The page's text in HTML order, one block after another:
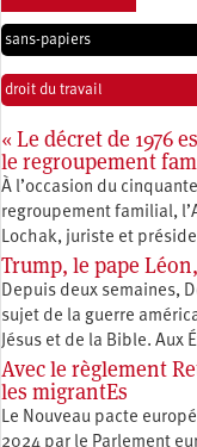
sans-papiers
droit du travail
« Le décret de 1976
le regroupement
À l’occasion du
regroupement familial,
Lochak, juriste et
Trump, le pape
Depuis deux semaines,
sujet de la guerre
Jésus et de la Bible.
Avec le règlement
les migrantEs
Le Nouveau pacte
2024 par le Parlement